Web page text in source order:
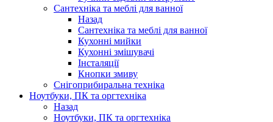
Сантехніка та меблі для ванної
Назад
Сантехніка та меблі для ванної
Кухонні мийки
Кухонні змішувачі
Інсталяції
Кнопки змиву
Снігоприбиральна техніка
Ноутбуки, ПК та оргтехніка
Назад
Ноутбуки, ПК та оргтехніка